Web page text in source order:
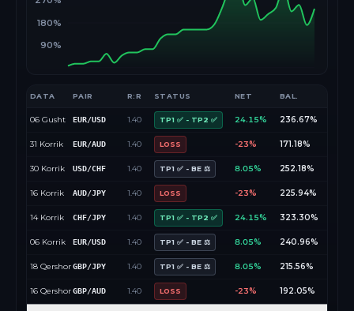
90%
180%
DATA PAIR R:R STATUS NET BAL.
06 Gusht EUR/USD 1.40 TP1 ✅ - TP2 ✅ 24.15% 236.67%
31 Korrik EUR/AUD 1.40 LOSS -23% 171.18%
30 Korrik USD/CHF 1.40 TP1 ✅ - BE ⚖️ 8.05% 252.18%
16 Korrik AUD/JPY 1.40 LOSS -23% 225.94%
14 Korrik CHF/JPY 1.40 TP1 ✅ - TP2 ✅ 24.15% 323.30%
06 Korrik EUR/USD 1.40 TP1 ✅ - BE ⚖️ 8.05% 240.96%
18 QershorGBP/JPY 1.40 TP1 ✅ - BE ⚖️ 8.05% 215.56%
16 QershorGBP/AUD 1.40 LOSS -23% 192.05%